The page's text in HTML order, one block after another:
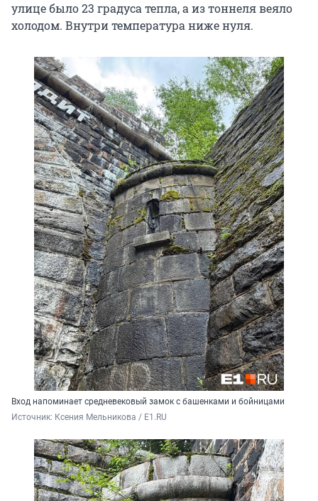
улице было23 градуса тепла, а из тоннеля веяло
холодом. Внутри температура ниже нуля.
Вход напоминает средневековый замок с башенками и бойницами
Источник: Ксения Мельникова / E1.RU